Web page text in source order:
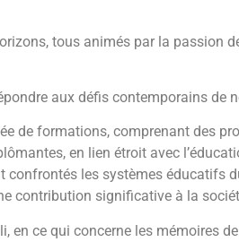
tous animés par la passion
aux défis contemporains de
de formations, comprenant des
en lien étroit avec
les systèmes éducatifs
contribution significative à la
ce qui concerne les mémoires